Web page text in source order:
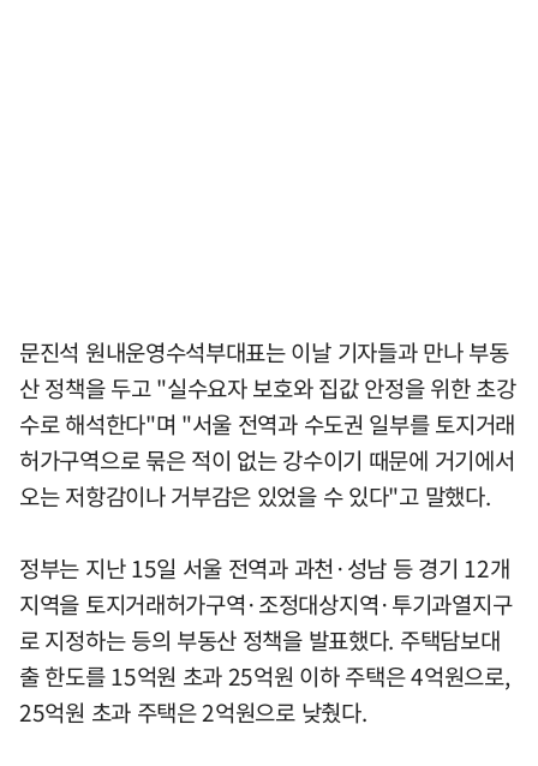
문진석 원내운영수석부대표는 이날 기자들과 만나 부동
산 정책을 두고 "실수요자 보호와 집값 안정을 위한 초강
수로 해석한다"며 "서울 전역과 수도권 일부를 토지거래
허가구역으로 묶은 적이 없는 강수이기 때문에 거기에서
오는 저항감이나 거부감은 있었을 수 있다"고 말했다.
정부는 지난 15일 서울 전역과 과천·성남 등 경기 12개
지역을 토지거래허가구역·조정대상지역·투기과열지구
로 지정하는 등의 부동산 정책을 발표했다. 주택담보대
출 한도를 15억원 초과 25억원 이하 주택은 4억원으로,
25억원 초과 주택은 2억원으로 낮췄다.